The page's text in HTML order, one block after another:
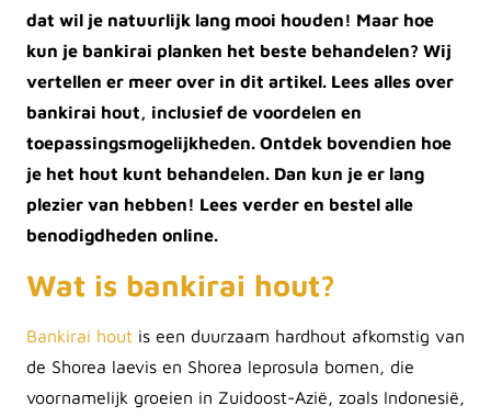
dat wil je natuurlijk lang mooi houden! Maar hoe
kun je bankirai planken het beste behandelen? Wij
vertellen er meer over in dit artikel. Lees alles over
bankirai hout, inclusief de voordelen en
toepassingsmogelijkheden. Ontdek bovendien hoe
je het hout kunt behandelen. Dan kun je er lang
plezier van hebben! Lees verder en bestel alle
benodigdheden online.
Wat is bankirai hout?
Bankirai hout is een duurzaam hardhout afkomstig van
de Shorea laevis en Shorea leprosula bomen, die
voornamelijk groeien in Zuidoost-Azië, zoals Indonesië,